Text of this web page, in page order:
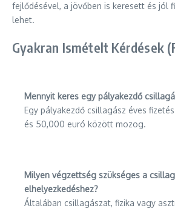
fejlődésével, a jövőben is keresett és jól
lehet.
Gyakran Ismételt Kérdések
Mennyit keres egy pályakezdő
Egy pályakezdő csillagász éves
és 50,000 euró között mozog.
Milyen végzettség szükséges a
elhelyezkedéshez?
Általában csillagászat, fizika vagy